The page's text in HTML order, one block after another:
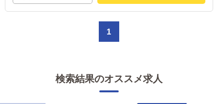
1
検索結果のオススメ求人